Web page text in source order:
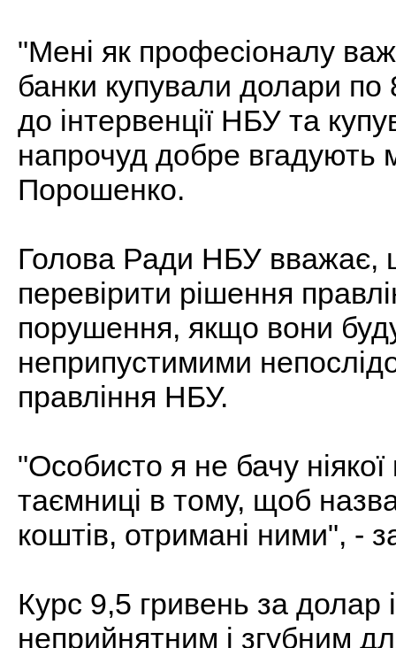
"Мені як професіоналу
банки купували долари по
до інтервенції НБУ та
напрочуд добре вгадують
Порошенко.
Голова Ради НБУ вважає,
перевірити рішення
порушення, якщо вони
неприпустимими
правління НБУ.
"Особисто я не бачу ніякої
таємниці в тому, щоб
коштів, отримані ними", -
Курс 9,5 гривень за
неприйнятним і згубним